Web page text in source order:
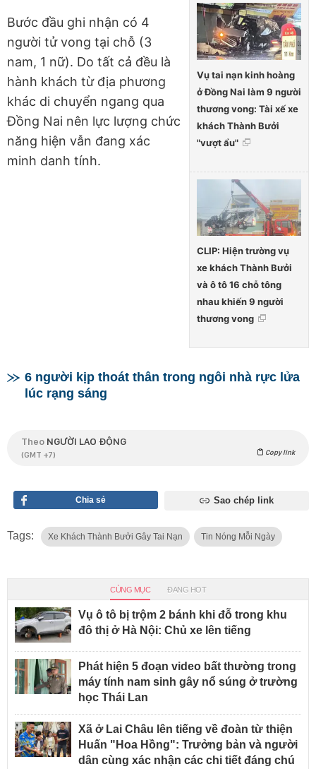
Vụ tai nạn kinh hoàng
ở Đồng Nai làm 9 người
thương vong: Tài xế xe
khách Thành Bưởi
"vượt ẩu"
CLIP: Hiện trường vụ
xe khách Thành Bưởi
và ô tô 16 chỗ tông
nhau khiến 9 người
thương vong
Bước đầu ghi nhận có 4
người tử vong tại chỗ (3
nam, 1 nữ). Do tất cả đều là
hành khách từ địa phương
khác di chuyển ngang qua
Đồng Nai nên lực lượng chức
năng hiện vẫn đang xác
minh danh tính.
6 người kịp thoát thân trong ngôi nhà rực lửa
lúc rạng sáng
Theo NGƯỜI LAO ĐỘNG
(GMT +7) Copy link
Chia sẻ Sao chép link
Tags: Xe Khách Thành Bưởi Gây Tai Nạn Tin Nóng Mỗi Ngày
CÙNG MỤC ĐANG HOT
Vụ ô tô bị trộm 2 bánh khi đỗ trong khu
đô thị ở Hà Nội: Chủ xe lên tiếng
Phát hiện 5 đoạn video bất thường trong
máy tính nam sinh gây nổ súng ở trường
học Thái Lan
Xã ở Lai Châu lên tiếng về đoàn từ thiện
Huấn "Hoa Hồng": Trưởng bản và người
dân cùng xác nhận các chi tiết đáng chú